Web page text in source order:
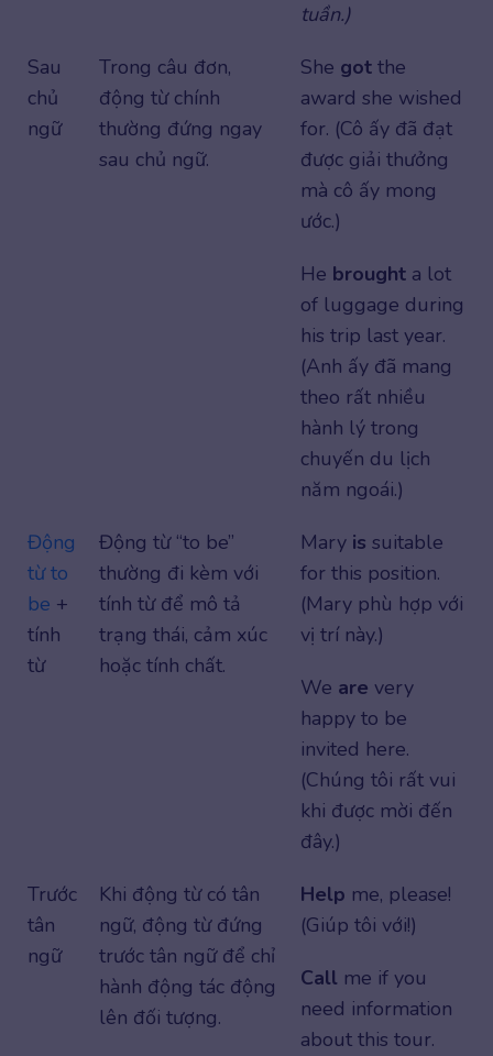
tuần.)
Sau
chủ
ngữ
Trong câu đơn,
động từ chính
thường đứng ngay
sau chủ ngữ.
She got the
award she wished
for. (Cô ấy đã đạt
được giải thưởng
mà cô ấy mong
ước.)
He brought a lot
of luggage during
his trip last year.
(Anh ấy đã mang
theo rất nhiều
hành lý trong
chuyến du lịch
năm ngoái.)
Động
từ to
be +
tính
từ
Động từ “to be”
thường đi kèm với
tính từ để mô tả
trạng thái, cảm xúc
hoặc tính chất.
Mary is suitable
for this position.
(Mary phù hợp với
vị trí này.)
We are very
happy to be
invited here.
(Chúng tôi rất vui
khi được mời đến
đây.)
Trước
tân
ngữ
Khi động từ có tân
ngữ, động từ đứng
trước tân ngữ để chỉ
hành động tác động
lên đối tượng.
Help me, please!
(Giúp tôi với!)
Call me if you
need information
about this tour.